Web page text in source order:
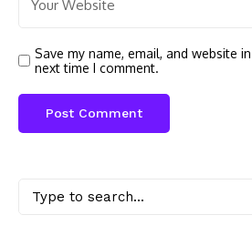
Save my name, email, and website
next time I comment.